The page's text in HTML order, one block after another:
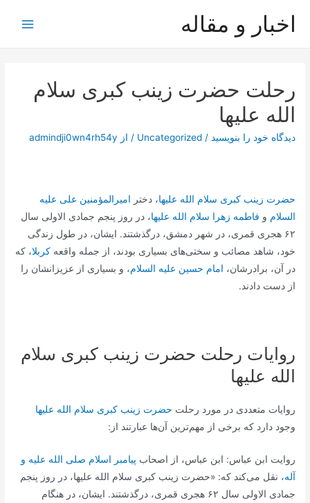
اخبار و مقاله
رحلت حضرت زینب کبری سلام
الله علیها
دیدگاه‌ خود را بنویسید /
Uncategorized / از admindji0wn4rh54y
حضرت زینب کبری سلام الله علیها، دختر امیرالمؤمنین علی علیه
السلام و فاطمه زهرا سلام الله علیها، در روز پنجم جمادی الاولی سال
۶۲ هجری قمری، در شهر دمشق، درگذشتند. ایشان، در طول زندگی
خود، شاهد مصائب و سختی‌های بسیاری بودند، از جمله واقعهکربلا، که
در آن، برادرشان، امام حسین علیه السلام، و بسیاری از عزیزانشان را
از دست دادند.
روایات رحلت حضرت زینب کبری سلام
الله علیها
روایات متعددی در مورد رحلت حضرت زینب کبری سلام الله علیها
وجود دارد که برخی از مهم‌ترین آن‌ها عبارتند از:
روایت ابن عباس: ابن عباس، از اصحاب پیامبر اسلام صلی الله علیه و
آله، نقل می‌کند که: «حضرت زینب کبری سلام الله علیها، در روز پنجم
جمادی الاولی سال ۶۲ هجری قمری، درگذشتند. ایشان، در هنگام